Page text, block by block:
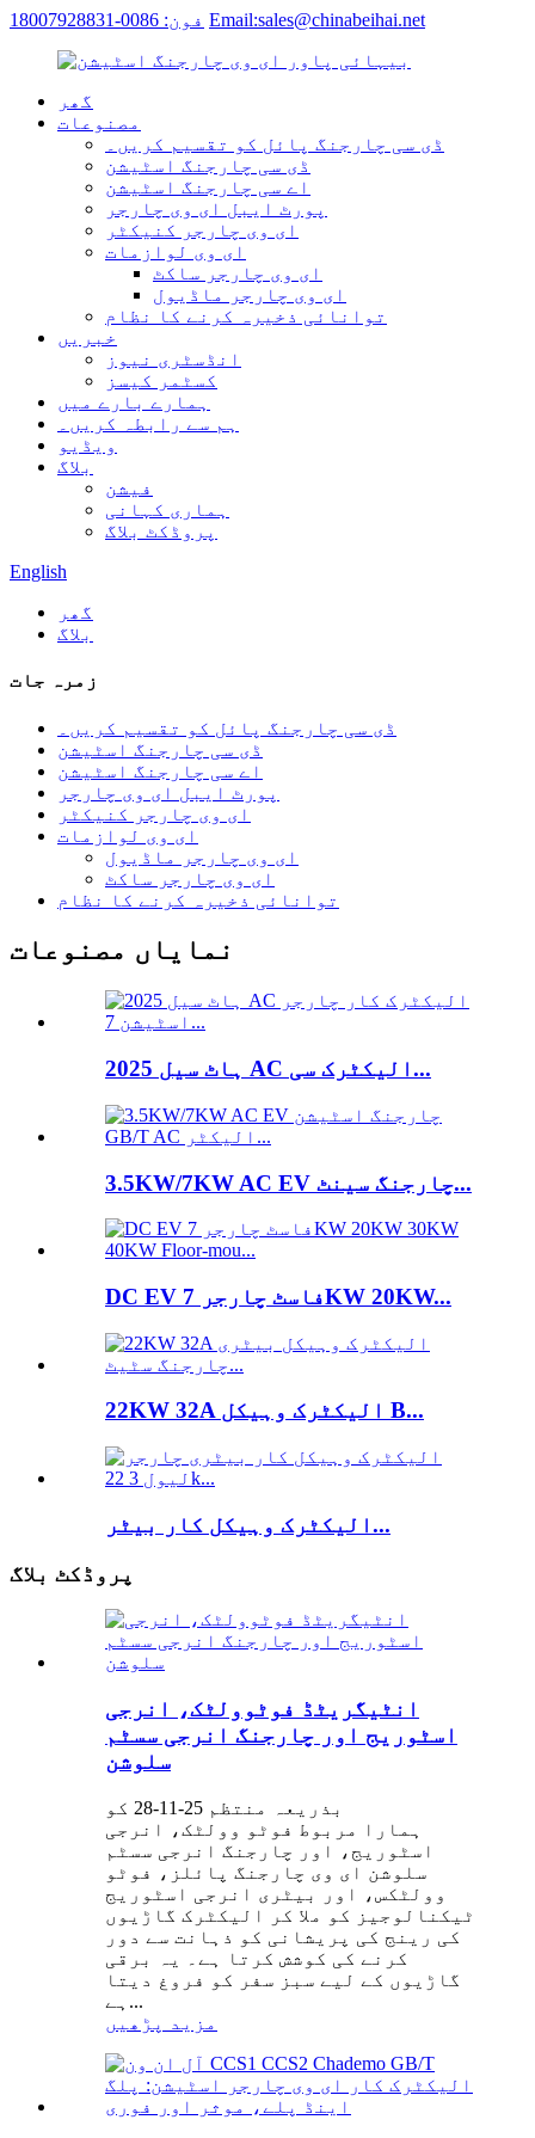
فون: 0086-18007928831 Email:sales@chinabeihai.net
گھر
مصنوعات
ڈی سی چارجنگ پائل کو تقسیم کریں۔
ڈی سی چارجنگ اسٹیشن
اے سی چارجنگ اسٹیشن
پورٹ ایبل ای وی چارجر
ای وی چارجر کنیکٹر
ای وی لوازمات
ای وی چارجر ساکٹ
ای وی چارجر ماڈیول
توانائی ذخیرہ کرنے کا نظام
خبریں
انڈسٹری نیوز
کسٹمر کیسز
ہمارے بارے میں
ہم سے رابطہ کریں۔
ویڈیو
بلاگ
فیشن
ہماری کہانی
پروڈکٹ بلاگ
English
گھر
بلاگ
زمرہ جات
ڈی سی چارجنگ پائل کو تقسیم کریں۔
ڈی سی چارجنگ اسٹیشن
اے سی چارجنگ اسٹیشن
پورٹ ایبل ای وی چارجر
ای وی چارجر کنیکٹر
ای وی لوازمات
ای وی چارجر ماڈیول
ای وی چارجر ساکٹ
توانائی ذخیرہ کرنے کا نظام
نمایاں مصنوعات
2025 ہاٹ سیل AC الیکٹرک سی...
3.5KW/7KW AC EV چارجنگ سینٹ...
DC EV فاسٹ چارجر 7KW 20KW...
22KW 32A الیکٹرک وہیکل B...
الیکٹرک وہیکل کار بیٹر...
پروڈکٹ بلاگ
انٹیگریٹڈ فوٹوولٹک، انرجی
اسٹوریج اور چارجنگ انرجی سسٹم
سلوشن
بذریعہ منتظم 25-11-28 کو
ہمارا مربوط فوٹو وولٹک، انرجی
اسٹوریج، اور چارجنگ انرجی سسٹم
سلوشن ای وی چارجنگ پائلز، فوٹو
وولٹکس، اور بیٹری انرجی اسٹوریج
ٹیکنالوجیز کو ملا کر الیکٹرک گاڑیوں
کی رینج کی پریشانی کو ذہانت سے دور
کرنے کی کوشش کرتا ہے۔ یہ برقی
گاڑیوں کے لیے سبز سفر کو فروغ دیتا
ہے...
مزید پڑھیں